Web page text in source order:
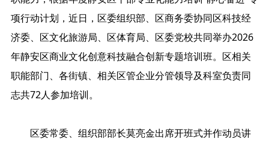
项行动计划，近日，区委组织部、区商务委协同区科技经
济委、区文化旅游局、区体育局、区委党校共同举办2026
年静安区商业文化创意科技融合创新专题培训班。区相关
职能部门、各街镇、相关区管企业分管领导及科室负责同
志共72人参加培训。
区委常委、组织部部长莫亮金出席开班式并作动员讲